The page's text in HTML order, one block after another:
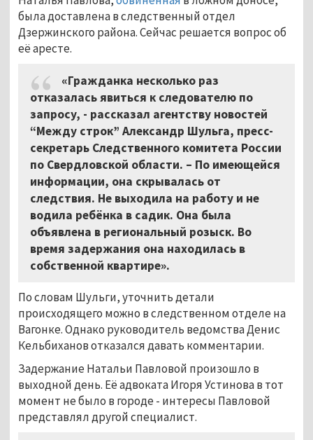
была доставлена в следственный отдел
Дзержинского района. Сейчас решается вопрос об
её аресте.
«Гражданка несколько раз
отказалась явиться к следователю по
запросу, - рассказал агентству новостей
“Между строк” Александр Шульга, пресс-
секретарь Следственного комитета России
по Свердловской области. – По имеющейся
информации, она скрывалась от
следствия. Не выходила на работу и не
водила ребёнка в садик. Она была
объявлена в региональный розыск. Во
время задержания она находилась в
собственной квартире».
По словам Шульги, уточнить детали
происходящего можно в следственном отделе на
Вагонке. Однако руководитель ведомства Денис
Кельбиханов отказался давать комментарии.
Задержание Натальи Павловой произошло в
выходной день. Её адвоката Игоря Устинова в тот
момент не было в городе - интересы Павловой
представлял другой специалист.